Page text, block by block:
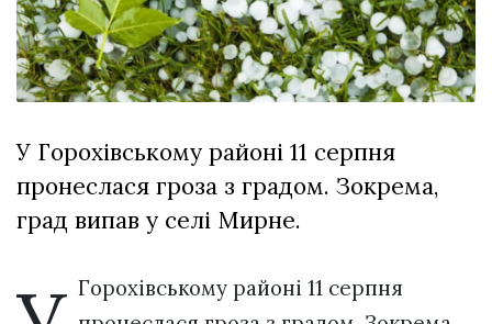
XIX
Спартакіада
VolWe...
29 Липня 2026
600 переглядів
Всі розділи
Персона
Лайф
Афіша
Контакти
У Горохівському районі 11 серпня
пронеслася гроза з градом. Зокрема,
град випав у селі Мирне.
Горохівському районі 11 серпня